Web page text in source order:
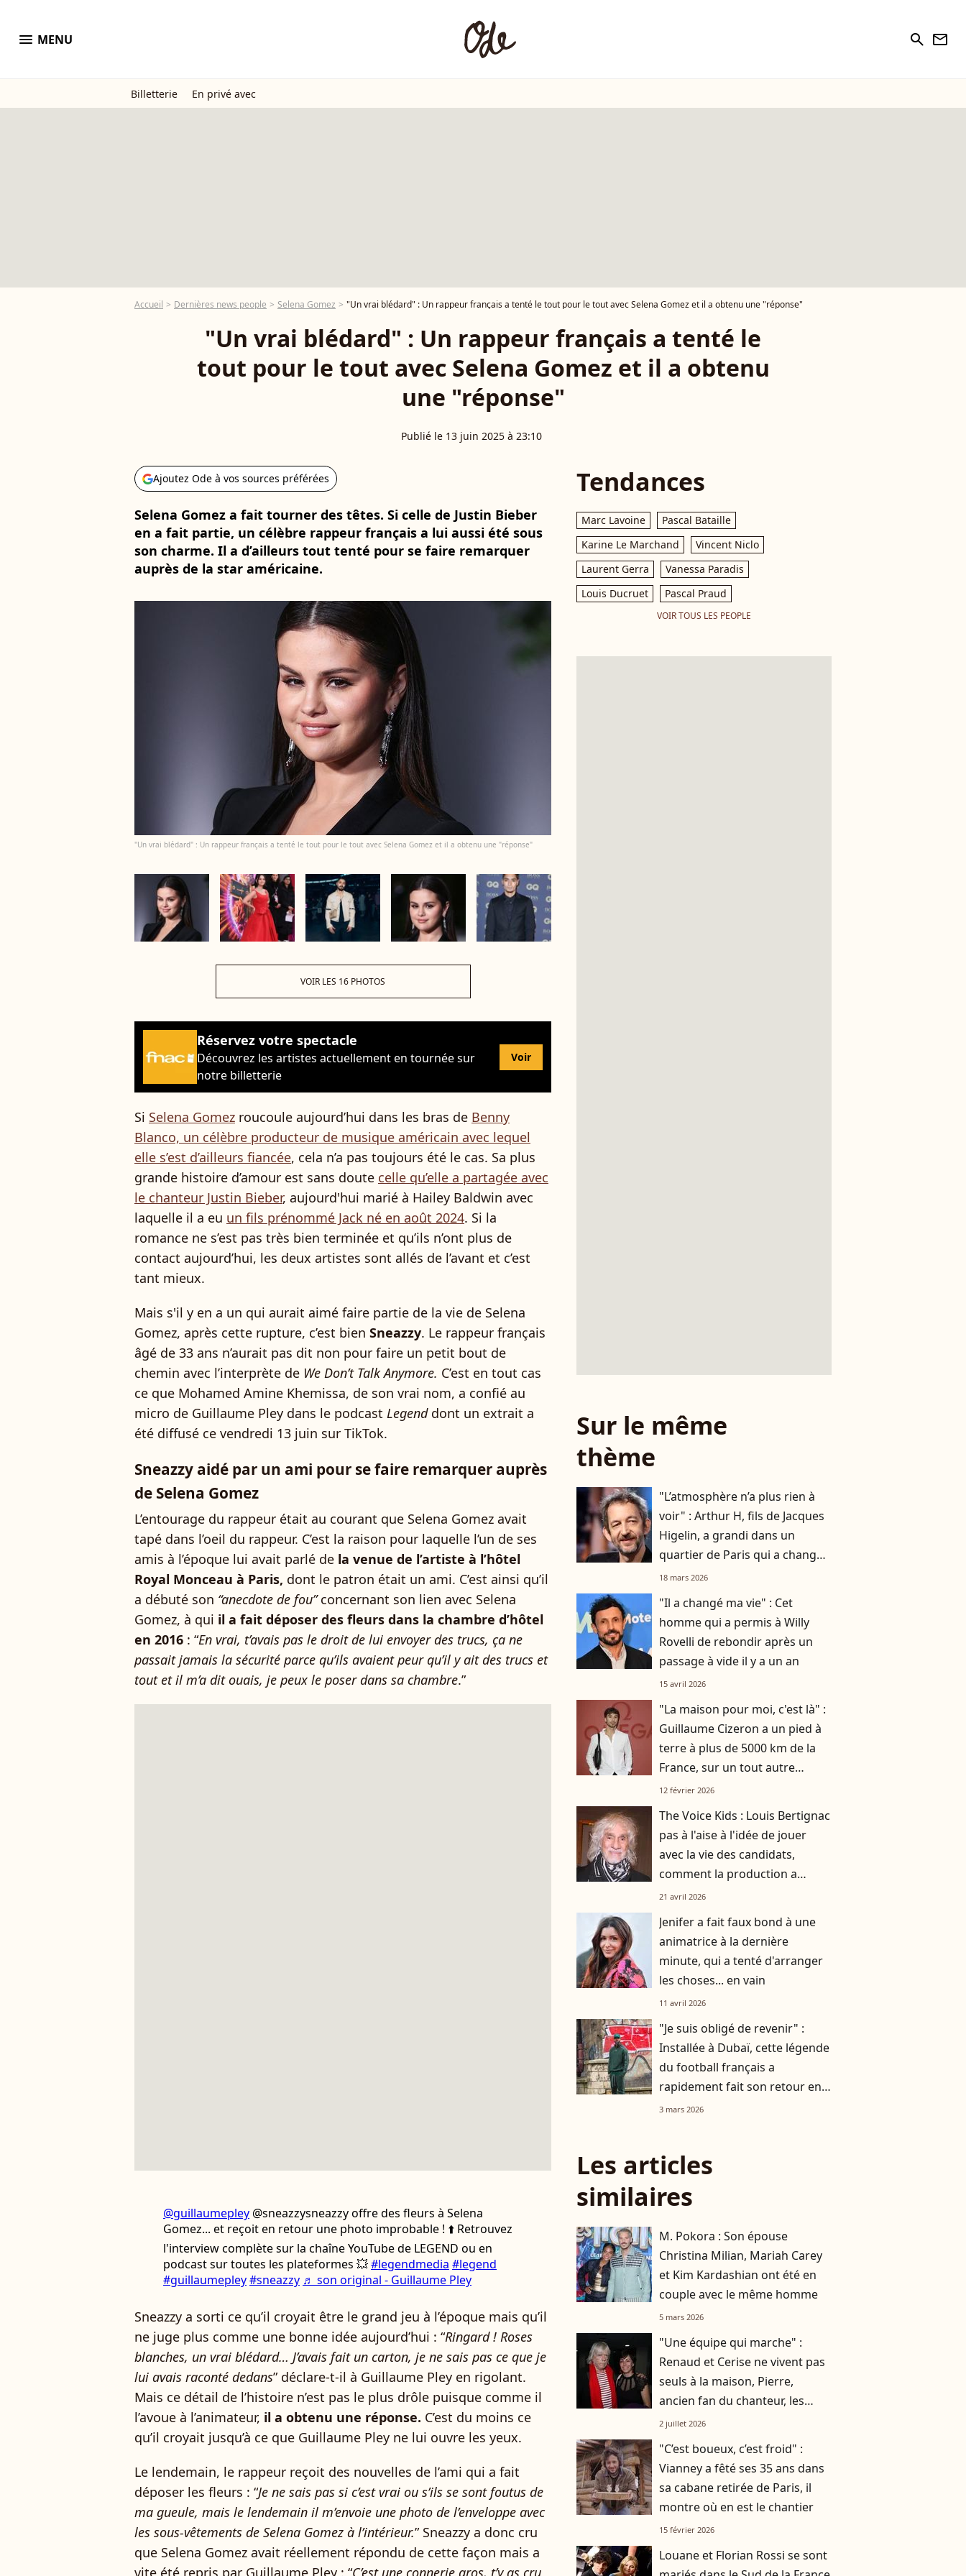
menu MENU search newsletter
Billetterie En privé avec
Accueil Dernières news people Selena Gomez "Un vrai blédard" : Un rappeur français a tenté le tout pour le tout avec Selena Gomez et il a obtenu une "réponse"
"Un vrai blédard" : Un rappeur français a tenté le
tout pour le tout avec Selena Gomez et il a obtenu
une "réponse"
Publié le 13 juin 2025 à 23:10
Ajoutez Ode à vos sources préférées
Selena Gomez a fait tourner des têtes. Si celle de Justin Bieber
en a fait partie, un célèbre rappeur français a lui aussi été sous
son charme. Il a d’ailleurs tout tenté pour se faire remarquer
auprès de la star américaine.
"Un vrai blédard" : Un rappeur français a tenté le tout pour le tout avec Selena Gomez et il a obtenu une "réponse"
VOIR LES 16 PHOTOS
Réservez votre spectacle
Découvrez les artistes actuellement en tournée sur
notre billetterie
Voir
Si Selena Gomez roucoule aujourd’hui dans les bras de Benny
Blanco, un célèbre producteur de musique américain avec lequel
elle s’est d’ailleurs fiancée, cela n’a pas toujours été le cas. Sa plus
grande histoire d’amour est sans doute celle qu’elle a partagée avec
le chanteur Justin Bieber, aujourd'hui marié à Hailey Baldwin avec
laquelle il a eu un fils prénommé Jack né en août 2024. Si la
romance ne s’est pas très bien terminée et qu’ils n’ont plus de
contact aujourd’hui, les deux artistes sont allés de l’avant et c’est
tant mieux.
Mais s'il y en a un qui aurait aimé faire partie de la vie de Selena
Gomez, après cette rupture, c’est bien Sneazzy. Le rappeur français
âgé de 33 ans n’aurait pas dit non pour faire un petit bout de
chemin avec l’interprète de We Don’t Talk Anymore. C’est en tout cas
ce que Mohamed Amine Khemissa, de son vrai nom, a confié au
micro de Guillaume Pley dans le podcast Legend dont un extrait a
été diffusé ce vendredi 13 juin sur TikTok.
Sneazzy aidé par un ami pour se faire remarquer auprès
de Selena Gomez
L’entourage du rappeur était au courant que Selena Gomez avait
tapé dans l’oeil du rappeur. C’est la raison pour laquelle l’un de ses
amis à l’époque lui avait parlé de la venue de l’artiste à l’hôtel
Royal Monceau à Paris, dont le patron était un ami. C’est ainsi qu’il
a débuté son “anecdote de fou”concernant son lien avec Selena
Gomez, à qui il a fait déposer des fleurs dans la chambre d’hôtel
en 2016 : “En vrai, t’avais pas le droit de lui envoyer des trucs, ça ne
passait jamais la sécurité parce qu’ils avaient peur qu’il y ait des trucs et
tout et il m’a dit ouais, je peux le poser dans sa chambre.”
@guillaumepley @sneazzysneazzy offre des fleurs à Selena
Gomez... et reçoit en retour une photo improbable ! ⬆️ Retrouvez
l'interview complète sur la chaîne YouTube de LEGEND ou en
podcast sur toutes les plateformes 💥#legendmedia #legend
#guillaumepley#sneazzy ♬ son original - Guillaume Pley
Sneazzy a sorti ce qu’il croyait être le grand jeu à l’époque mais qu’il
ne juge plus comme une bonne idée aujourd’hui : “Ringard ! Roses
blanches, un vrai blédard… J’avais fait un carton, je ne sais pas ce que je
lui avais raconté dedans” déclare-t-il à Guillaume Pley en rigolant.
Mais ce détail de l’histoire n’est pas le plus drôle puisque comme il
l’avoue à l’animateur, il a obtenu une réponse. C’est du moins ce
qu’il croyait jusqu’à ce que Guillaume Pley ne lui ouvre les yeux.
Le lendemain, le rappeur reçoit des nouvelles de l’ami qui a fait
déposer les fleurs : “Je ne sais pas si c’est vrai ou s’ils se sont foutus de
ma gueule, mais le lendemain il m’envoie une photo de l’enveloppe avec
les sous-vêtements de Selena Gomez à l’intérieur.” Sneazzy a donc cru
que Selena Gomez avait réellement répondu de cette façon mais a
vite été repris par Guillaume Pley : “C’est une connerie gros, t’y as cru
Tendances
Marc Lavoine
Pascal Bataille
Karine Le Marchand
Vincent Niclo
Laurent Gerra
Vanessa Paradis
Louis Ducruet
Pascal Praud
VOIR TOUS LES PEOPLE
Sur le même
thème
"L’atmosphère n’a plus rien à
voir" : Arthur H, fils de Jacques
Higelin, a grandi dans un
quartier de Paris qui a changé
du tout au tout
18 mars 2026
"Il a changé ma vie" : Cet
homme qui a permis à Willy
Rovelli de rebondir après un
passage à vide il y a un an
15 avril 2026
"La maison pour moi, c'est là" :
Guillaume Cizeron a un pied à
terre à plus de 5000 km de la
France, sur un tout autre
continent
12 février 2026
The Voice Kids : Louis Bertignac
pas à l'aise à l'idée de jouer
avec la vie des candidats,
comment la production a
réussi à le faire rempiler
21 avril 2026
Jenifer a fait faux bond à une
animatrice à la dernière
minute, qui a tenté d'arranger
les choses... en vain
11 avril 2026
"Je suis obligé de revenir" :
Installée à Dubaï, cette légende
du football français a
rapidement fait son retour en
France
3 mars 2026
Les articles
similaires
M. Pokora : Son épouse
Christina Milian, Mariah Carey
et Kim Kardashian ont été en
couple avec le même homme
5 mars 2026
"Une équipe qui marche" :
Renaud et Cerise ne vivent pas
seuls à la maison, Pierre,
ancien fan du chanteur, les
accompagne au quotidien
2 juillet 2026
"C’est boueux, c’est froid" :
Vianney a fêté ses 35 ans dans
sa cabane retirée de Paris, il
montre où en est le chantier
15 février 2026
Louane et Florian Rossi se sont